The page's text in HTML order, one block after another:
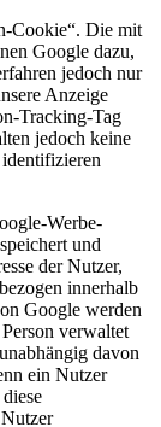
Cookie“. Die mit
Google dazu,
jedoch nur
Anzeige
Tracking-Tag
jedoch keine
Werbe-
und
der Nutzer,
innerhalb
Google werden
verwaltet
davon
ein Nutzer